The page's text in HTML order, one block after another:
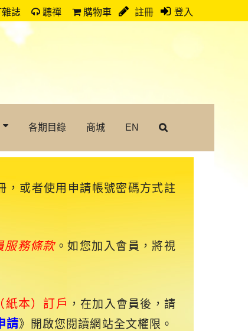
雜誌 聽禪 購物車 註冊 登入
各期目錄 商城 EN
，或者使用申請帳號密碼方式註
服務條款。如您加入會員，將視
紙本）訂戶 ，在加入會員後，請
請》開啟您閱讀網站全文權限。